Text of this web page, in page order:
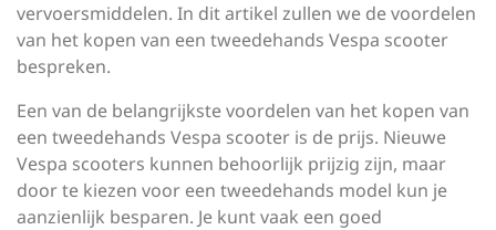
vervoersmiddelen. In dit artikel zullen we de voordelen
van het kopen van een tweedehands Vespa scooter
bespreken.
Een van de belangrijkste voordelen van het kopen van
een tweedehands Vespa scooter is de prijs. Nieuwe
Vespa scooters kunnen behoorlijk prijzig zijn, maar
door te kiezen voor een tweedehands model kun je
aanzienlijk besparen. Je kunt vaak een goed